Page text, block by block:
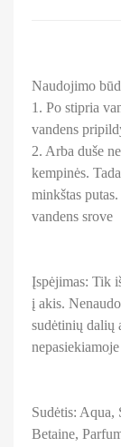
Naudojimo
1. Po stipria
vandens
2. Arba duše
kempinės.
minkštas
vandens srove
Įspėjimas: Tik
į akis.
sudėtinių dalių
Sudėtis: Aqua,
Betaine,